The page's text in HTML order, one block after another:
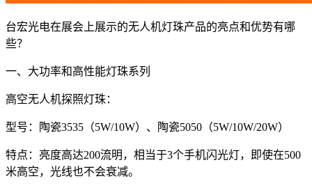
台宏光电在展会上展示的无人机灯珠产品的亮点和优势有哪
些？
一、大功率和高性能灯珠系列
高空无人机探照灯珠：
型号：陶瓷3535（5W/10W）、陶瓷5050（5W/10W/20W）
特点：亮度高达200流明，相当于3个手机闪光灯，即使在500
米高空，光线也不会衰减。